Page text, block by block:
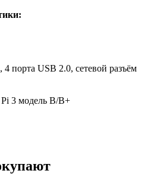
порта USB 2.0, сетевой разъём
3 модель В/B+